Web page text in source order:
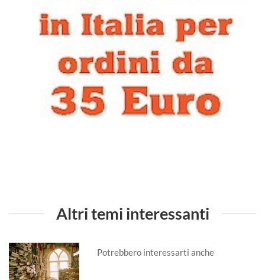
Altri temi interessanti
Potrebbero interessarti anche